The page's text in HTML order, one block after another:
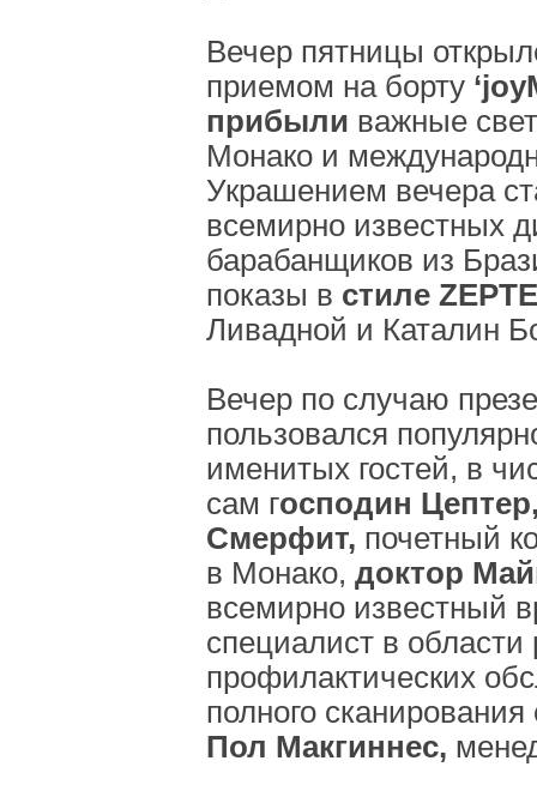
Вечер пятницы
приемом на борту
прибыли важные
Монако и
Украшением вечера
всемирно известных
барабанщиков из
показы в стиле
Ливадной и Каталин
Вечер по случаю
пользовался
именитых гостей, в
сам господин
Смерфит, почетный
в Монако, доктор
всемирно известный
специалист в области
профилактических
полного
Пол Макгиннес,